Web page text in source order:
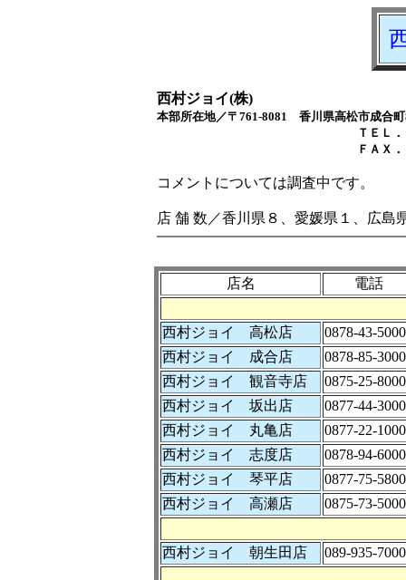
西村ジョイ(株)
本部所在地／〒761-8081 香川県高松市成合
ＴＥＬ．０８７－８
ＦＡＸ．０８７－８
コメントについては調査中です。
店 舗 数／香川県８、愛媛県１、広島
店名 電話
西村ジョイ 高松店
0878-43-5000
西村ジョイ 成合店
0878-85-3000
西村ジョイ 観音寺店
0875-25-8000
西村ジョイ 坂出店
0877-44-3000
西村ジョイ 丸亀店
0877-22-1000
西村ジョイ 志度店
0878-94-6000
西村ジョイ 琴平店
0877-75-5800
西村ジョイ 高瀬店
0875-73-5000
西村ジョイ 朝生田店 089-935-7000